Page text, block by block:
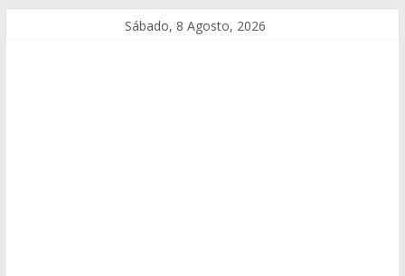
Sábado, 8 Agosto, 2026